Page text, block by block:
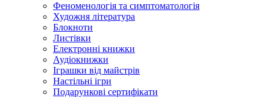
Феноменологія та симптоматологія
Художня література
Блокноти
Листівки
Електронні книжки
Аудіокнижки
Іграшки від майстрів
Настільні ігри
Подарункові сертифікати